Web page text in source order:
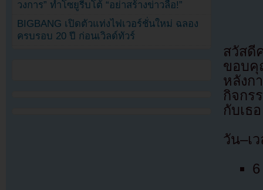
สวัสดี
ขอบคุ
หลังก
กิจกร
กับเธอ
วัน–เ
วงการ” ทำโซยูรีบโต้ “อย่าสร้างข่าวลือ!”
BIGBANG เปิดตัวแท่งไฟเวอร์ชั่นใหม่ ฉลอง
ครบรอบ 20 ปี ก่อนเวิลด์ทัวร์